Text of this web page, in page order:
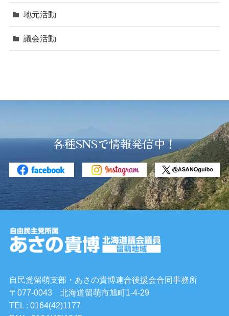
地元活動
議会活動
各種SNSで情報発信中！
自民党留萌支部・あさの貴博連合後援会合同事務所
〒077-0043 北海道留萌市旭町1-4-29
TEL : 0164(42)1177